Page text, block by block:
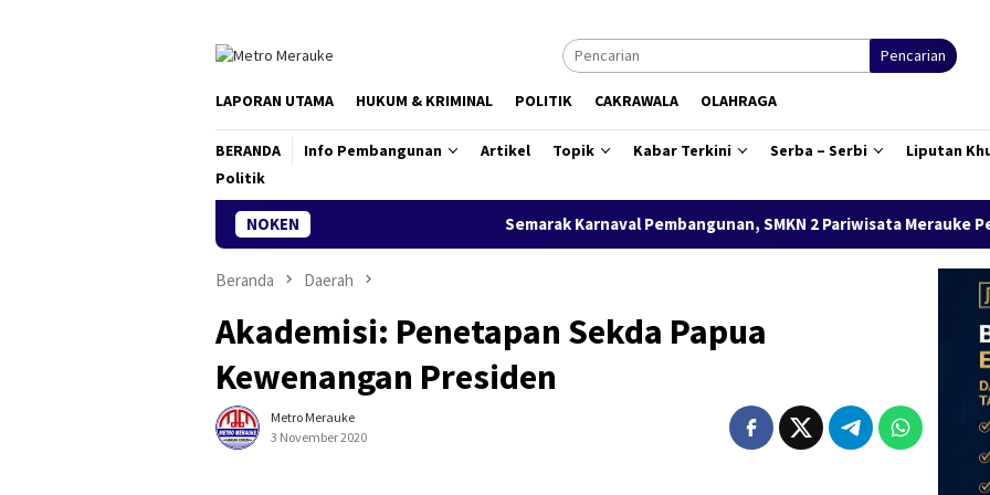
Pencarian
LAPORAN UTAMA HUKUM & KRIMINAL POLITIK CAKRAWALA OLAHRAGA
BERANDA Info Pembangunan Artikel Topik Kabar Terkini Serba – Serbi Liputan
Politik
NOKEN Semarak Karnaval Pembangunan, SMKN 2 Pariwisata Merauke Persembahkan Kue
Beranda Daerah
Akademisi: Penetapan Sekda Papua
Kewenangan Presiden
Metro Merauke
3 November 2020